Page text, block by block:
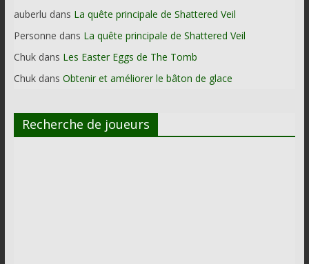
auberlu dans La quête principale de Shattered Veil
Personne dans La quête principale de Shattered Veil
Chukdans Les Easter Eggs de The Tomb
Chukdans Obtenir et améliorer le bâton de glace
Recherche de joueurs